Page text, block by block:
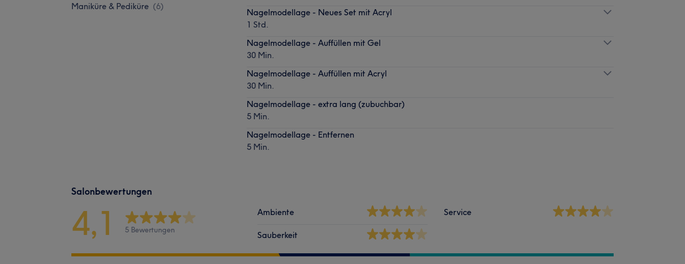
Maniküre & Pediküre (6)
Nagelmodellage - Neues Set mit Acryl
1 Std.
Nagelmodellage - Auffüllen mit Gel
30 Min.
Nagelmodellage - Auffüllen mit Acryl
30 Min.
Nagelmodellage - extra lang (zubuchbar)
5 Min.
Nagelmodellage - Entfernen
5 Min.
Salonbewertungen
4,1 5 Bewertungen
Ambiente
Sauberkeit
Service